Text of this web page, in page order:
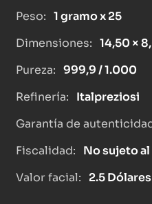
Peso: 1 gramo x 25
Dimensiones: 14,50 ×
Pureza: 999,9 / 1.000
Refinería:
Italpreziosi
Garantía de
Fiscalidad:
No sujeto
Valor facial:
2.5